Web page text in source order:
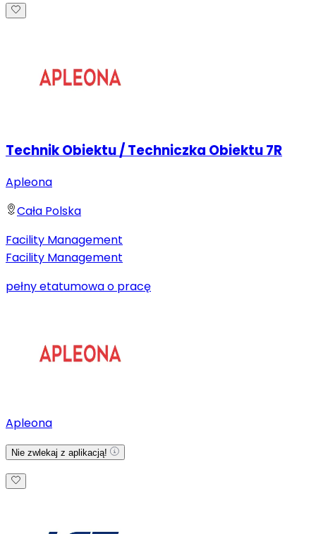
Technik Obiektu / Techniczka Obiektu 7R
Apleona
Cała Polska
Facility Management
Facility Management
pełny etatumowa o pracę
Apleona
Nie zwlekaj z aplikacją!